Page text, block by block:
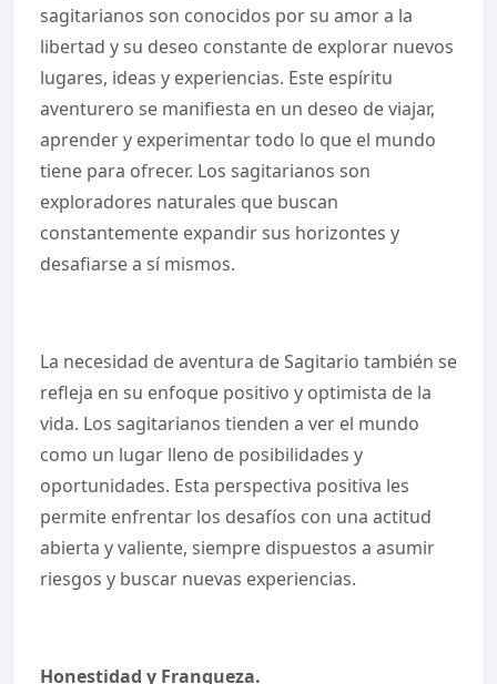
sagitarianos son conocidos por su amor a la
libertad y su deseo constante de explorar nuevos
lugares, ideas y experiencias. Este espíritu
aventurero se manifiesta en un deseo de viajar,
aprender y experimentar todo lo que el mundo
tiene para ofrecer. Los sagitarianos son
exploradores naturales que buscan
constantemente expandir sus horizontes y
desafiarse a sí mismos.
La necesidad de aventura de Sagitario también se
refleja en su enfoque positivo y optimista de la
vida. Los sagitarianos tienden a ver el mundo
como un lugar lleno de posibilidades y
oportunidades. Esta perspectiva positiva les
permite enfrentar los desafíos con una actitud
abierta y valiente, siempre dispuestos a asumir
riesgos y buscar nuevas experiencias.
Honestidad y Franqueza.